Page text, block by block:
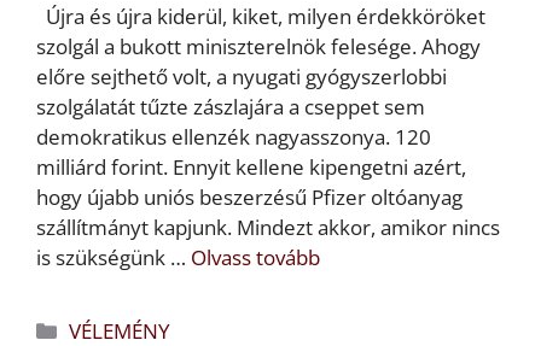
Újra és újra kiderül, kiket, milyen érdekköröket
szolgál a bukott miniszterelnök felesége. Ahogy
előre sejthető volt, a nyugati gyógyszerlobbi
szolgálatát tűzte zászlajára a cseppet sem
demokratikus ellenzék nagyasszonya. 120
milliárd forint. Ennyit kellene kipengetni azért,
hogy újabb uniós beszerzésű Pfizer oltóanyag
szállítmányt kapjunk. Mindezt akkor, amikor nincs
is szükségünk … Olvass tovább
Kategória
VÉLEMÉNY